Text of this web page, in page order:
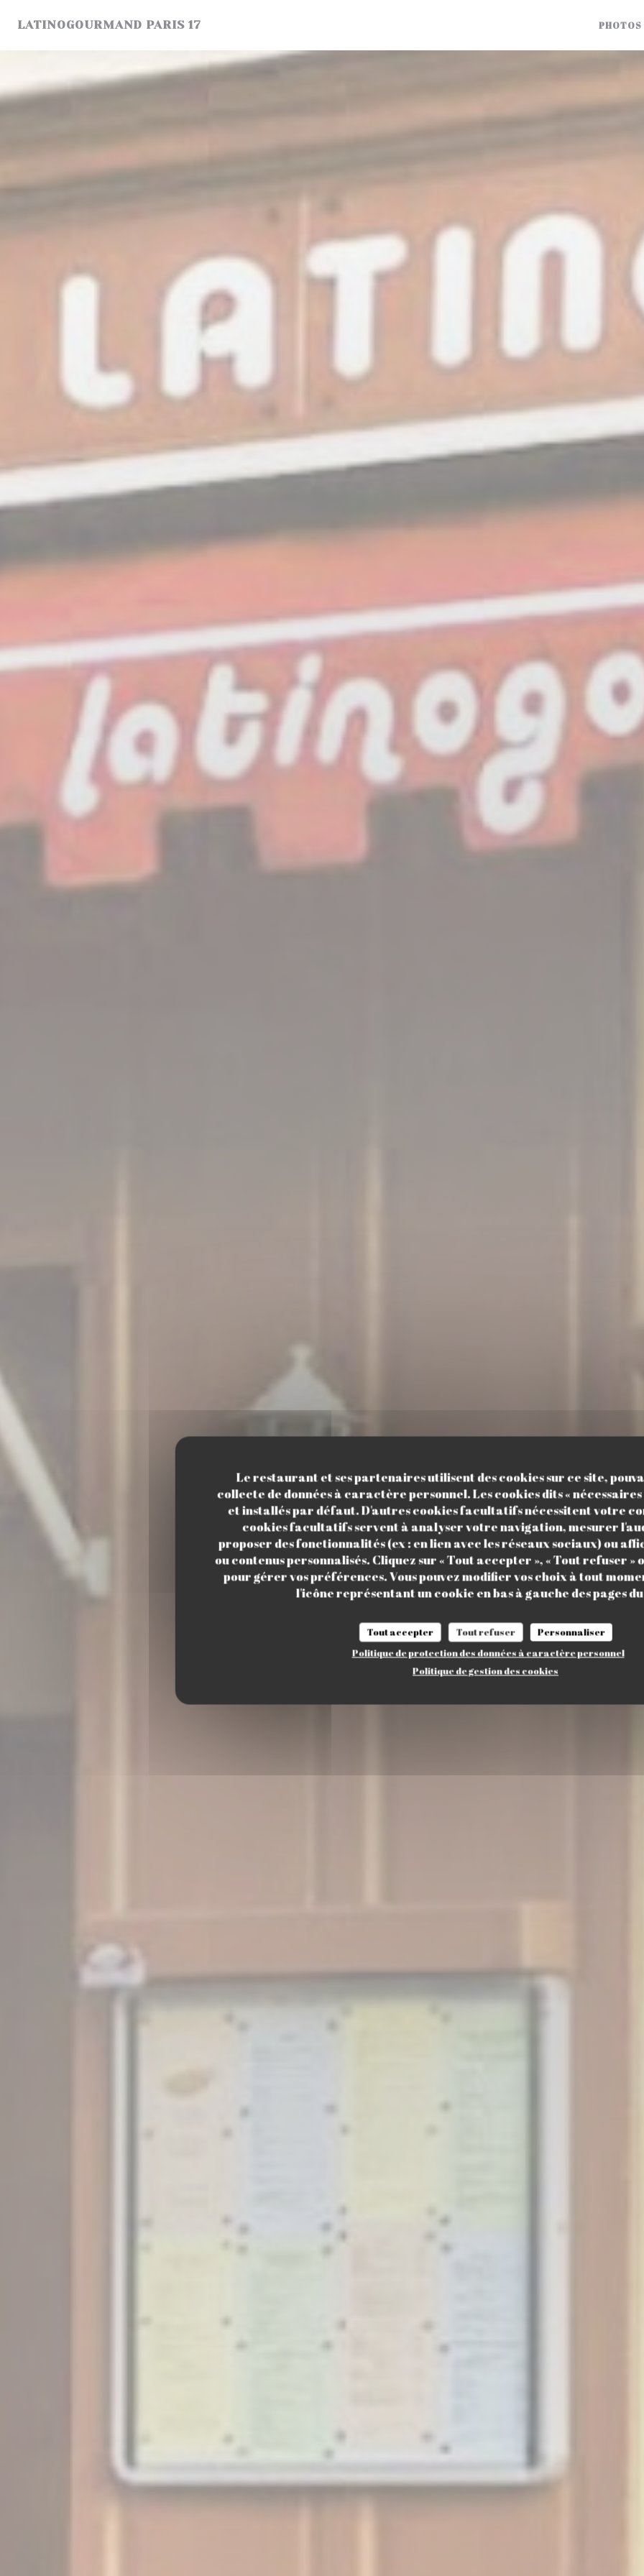
Le restaurant et ses partenaires utilisent des cookies sur ce site,
collecte de données à caractère personnel. Les cookies dits «
et installés par défaut. D'autres cookies facultatifs nécessitent votre
cookies facultatifs servent à analyser votre navigation, mesurer
proposer des fonctionnalités (ex : en lien avec les réseaux sociaux) ou
ou contenus personnalisés. Cliquez sur « Tout accepter », « Tout refuser »
pour gérer vos préférences. Vous pouvez modifier vos choix à tout
l'icône représentant un cookie en bas à gauche des pages
Tout accepter Tout refuser
Personnaliser
Politique de protection des données à caractère personnel
Politique de gestion des cookies
LATINOGOURMAND PARIS 17 PHOTOS
RESTAURANT BAR•PARIS
LatinoGourmand
RÉSERVER
LATINOGOURMAND PARIS 17